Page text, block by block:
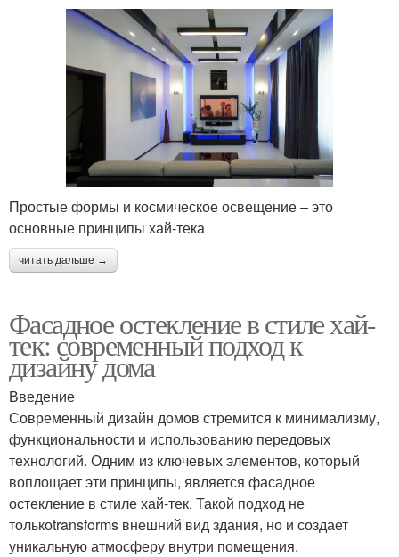
Простые формы и космическое освещение – это
основные принципы хай-тека
читать дальше →
Фасадное остекление в стиле хай-
тек: современный подход к
дизайну дома
Введение
Современный дизайн домов стремится к минимализму,
функциональности и использованию передовых
технологий. Одним из ключевых элементов, который
воплощает эти принципы, является фасадное
остекление в стиле хай-тек. Такой подход не
толькоtransforms внешний вид здания, но и создает
уникальную атмосферу внутри помещения.